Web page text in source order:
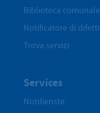
Biblioteca comunale
Notificatore di difetti
Trova servizi
Services
Notdienste